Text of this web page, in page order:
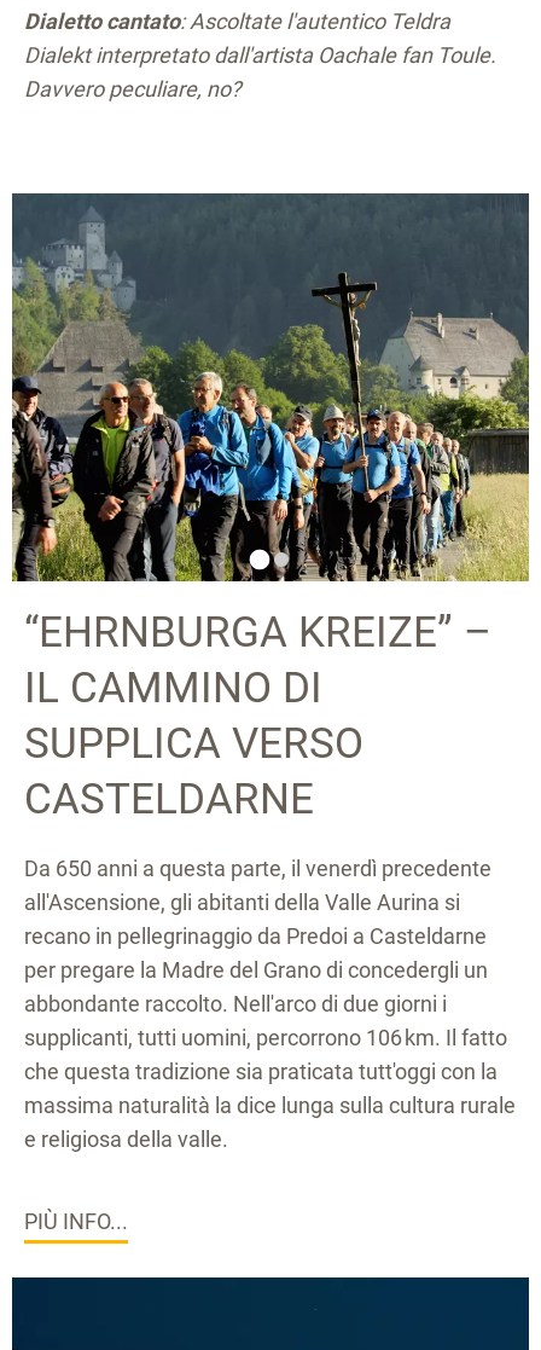
Dialetto cantato: Ascoltate l'autentico Teldra
Dialekt interpretato dall'artista Oachale fan Toule.
Davvero peculiare, no?
“EHRNBURGA KREIZE” –
IL CAMMINO DI
SUPPLICA VERSO
CASTELDARNE
Da 650 anni a questa parte, il venerdì precedente
all'Ascensione, gli abitanti della Valle Aurina si
recano in pellegrinaggio da Predoi a Casteldarne
per pregare la Madre del Grano di concedergli un
abbondante raccolto. Nell'arco di due giorni i
supplicanti, tutti uomini, percorrono 106 km. Il fatto
che questa tradizione sia praticata tutt'oggi con la
massima naturalità la dice lunga sulla cultura rurale
e religiosa della valle.
PIÙ INFO...